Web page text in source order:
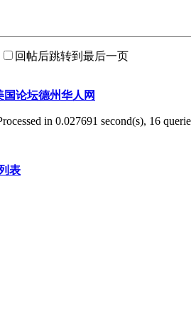
回帖后跳转到最后一页
国论坛德州华人网
in 0.027691 second(s), 16
表